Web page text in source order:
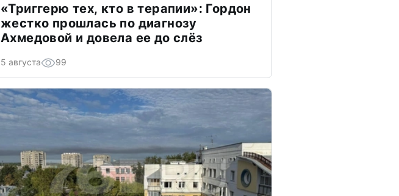
«Триггерю тех, кто в терапии»: Гордон
жестко прошлась по диагнозу
Ахмедовой и довела ее до слёз
5 августа 99